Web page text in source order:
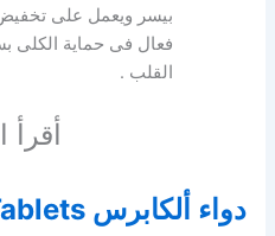
بيسر ويعمل على تخفيض
فعال فى حماية الكلى
القلب .
أقرأ